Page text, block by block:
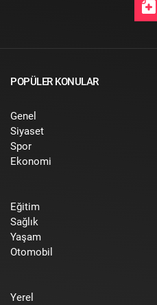
POPÜLER KONULAR
Genel
Siyaset
Spor
Ekonomi
Eğitim
Sağlık
Yaşam
Otomobil
Yerel